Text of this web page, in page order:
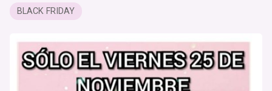
BLACK FRIDAY